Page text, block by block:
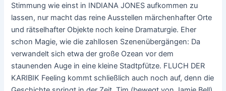
Stimmung wie einst in INDIANA JONES aufkommen zu
lassen, nur macht das reine Ausstellen märchenhafter Orte
und rätselhafter Objekte noch keine Dramaturgie. Eher
schon Magie, wie die zahllosen Szenenübergängen: Da
verwandelt sich etwa der große Ozean vor dem
staunenden Auge in eine kleine Stadtpfütze. FLUCH DER
KARIBIK Feeling kommt schließlich auch noch auf, denn die